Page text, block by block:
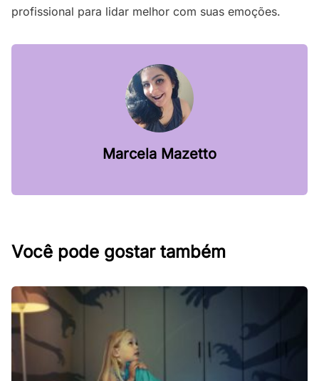
profissional para lidar melhor com suas emoções.
Marcela Mazetto
Você pode gostar também